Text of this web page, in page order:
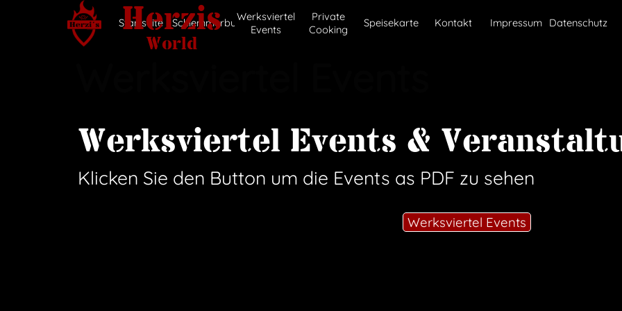
Direkt zum Seiteninhalt Herzis
World
Startseite SchlemmerbusWerksviertel
Events
Private
Cooking
Speisekarte Kontakt Impressum Datenschutz
Werksviertel Events &
Klicken Sie den Button um die Events as PDF zu sehen
Werksviertel Events